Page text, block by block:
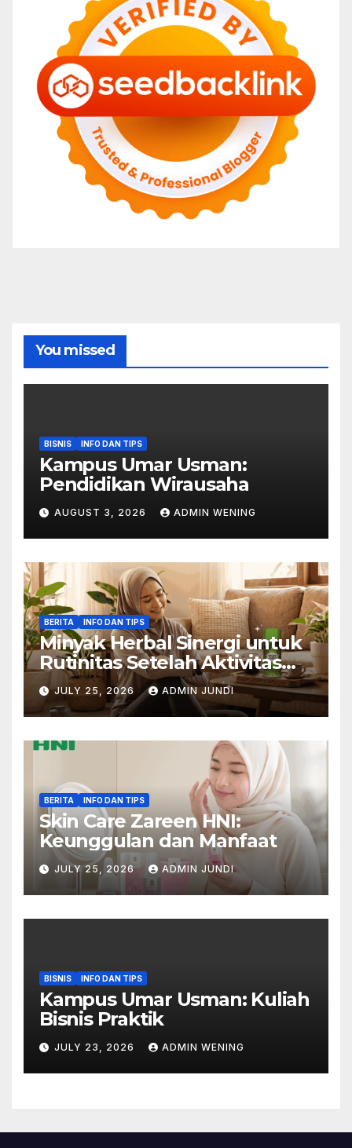
You missed
BISNIS INFO DAN TIPS
Kampus Umar Usman:
Pendidikan Wirausaha
AUGUST 3, 2026 ADMIN WENING
BERITA INFO DAN TIPS
Minyak Herbal Sinergi untuk
Rutinitas Setelah Aktivitas
Padat
JULY 25, 2026 ADMIN JUNDI
BERITA INFO DAN TIPS
Skin Care Zareen HNI:
Keunggulan dan Manfaat
JULY 25, 2026 ADMIN JUNDI
BISNIS INFO DAN TIPS
Kampus Umar Usman: Kuliah
Bisnis Praktik
JULY 23, 2026 ADMIN WENING